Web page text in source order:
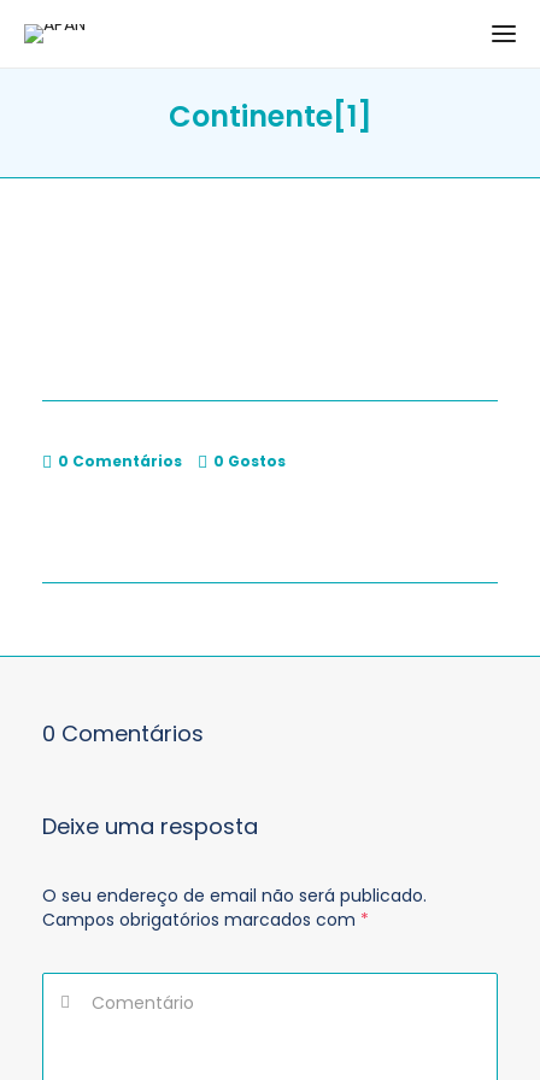
Continente[1]
0 Comentários 0 Gostos
0 Comentários
Deixe uma resposta
O seu endereço de email não será publicado.
Campos obrigatórios marcados com *